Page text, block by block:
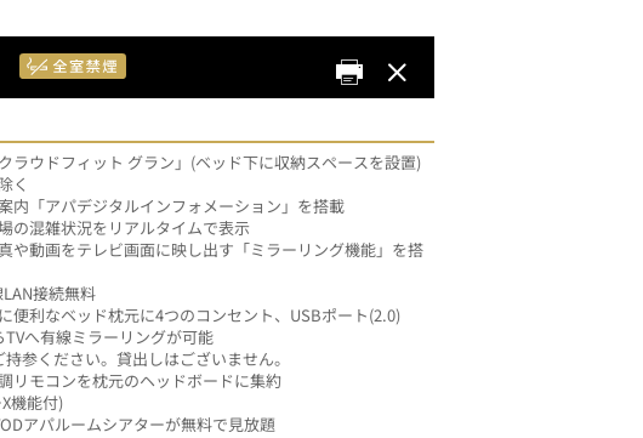
ラウドフィット グラン」(ベッド下に収納スペースを設置)
く
内「アパデジタルインフォメーション」を搭載
の混雑状況をリアルタイムで表示
や動画をテレビ画面に映し出す「ミラーリング機能」を搭
接続無料
便利なベッド枕元に4つのコンセント、USBポート(2.0)
へ有線ミラーリングが可能
参ください。貸出しはございません。
リモコンを枕元のヘッドボードに集約
機能付)
アパルームシアターが無料で見放題